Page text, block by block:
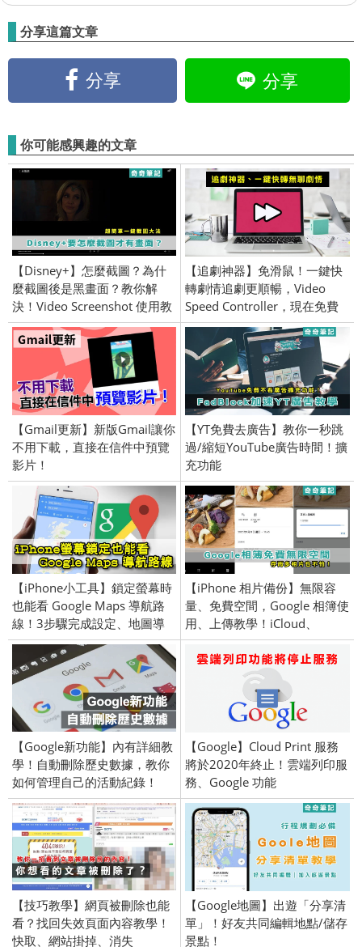
分享這篇文章
分享 分享
你可能感興趣的文章
【Disney+】怎麼截圖？為什
麼截圖後是黑畫面？教你解
決！Video Screenshot 使用教
學
【追劇神器】免滑鼠！一鍵快
轉劇情追劇更順暢，Video
Speed Controller，現在免費
下載中！
【Gmail更新】新版Gmail讓你
不用下載，直接在信件中預覽
影片！
【YT免費去廣告】教你一秒跳
過/縮短YouTube廣告時間！擴
充功能
【iPhone小工具】鎖定螢幕時
也能看 Google Maps 導航路
線！3步驟完成設定、地圖導
航、開車方便。
【iPhone 相片備份】無限容
量、免費空間，Google 相簿使
用、上傳教學！iCloud、
Google Photos、雲端、免空
【Google新功能】內有詳細教
學！自動刪除歷史數據，教你
如何管理自己的活動紀錄！
【Google】Cloud Print 服務
將於2020年終止！雲端列印服
務、Google 功能
【技巧教學】網頁被刪除也能
看？找回失效頁面內容教學！
快取、網站掛掉、消失
【Google地圖】出遊「分享清
單」！好友共同編輯地點/儲存
景點！